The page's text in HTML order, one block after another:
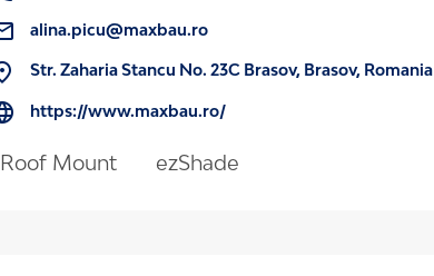
alina.picu@maxbau.ro
Str. Zaharia Stancu No. 23C Brasov, Brasov, Romania
https://www.maxbau.ro/
Roof Mount ezShade